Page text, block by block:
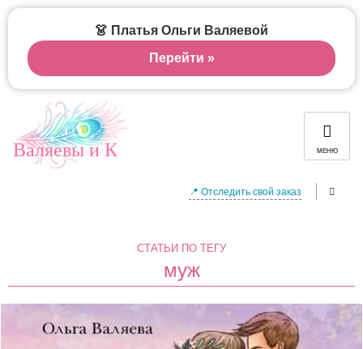
Валяевы и К МЕНЮ
📍 Отследить свой заказ
СТАТЬИ ПО ТЕГУ
муж
👗 Платья Ольги Валяевой
Перейти »